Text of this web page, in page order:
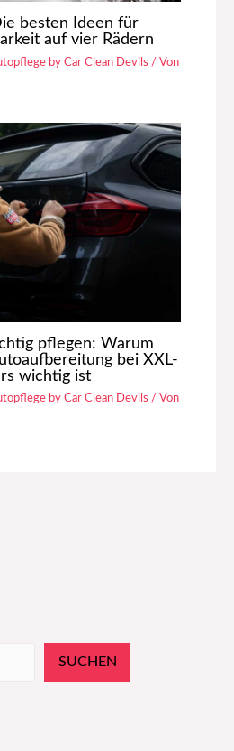
besten Ideen für
auf vier Rädern
by Car Clean Devils / Von
pflegen: Warum
bei XXL-
wichtig ist
by Car Clean Devils / Von
SUCHEN